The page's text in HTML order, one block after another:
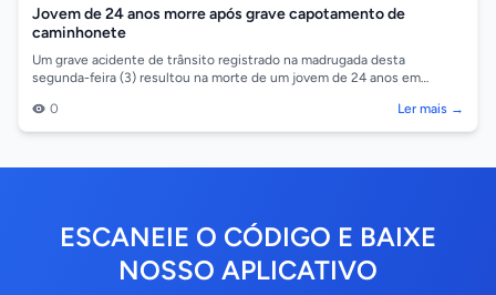
Jovem de 24 anos morre após grave capotamento de
caminhonete
Um grave acidente de trânsito registrado na madrugada desta
segunda-feira (3) resultou na morte de um jovem de 24 anos em
0
Ler mais →
ESCANEIE O CÓDIGO E BAIXE
NOSSO APLICATIVO